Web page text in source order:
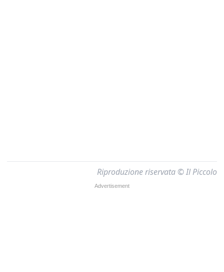
Riproduzione riservata © Il Piccolo